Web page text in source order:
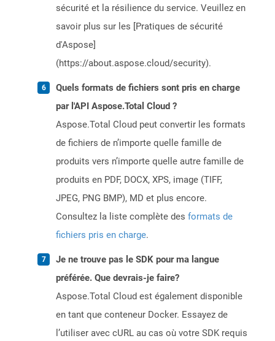
sécurité et la résilience du service. Veuillez en
savoir plus sur les [Pratiques de sécurité
d'Aspose]
(https://about.aspose.cloud/security).
Quels formats de fichiers sont pris en charge
par l'API Aspose.Total Cloud ?
Aspose.Total Cloud peut convertir les formats
de fichiers de n’importe quelle famille de
produits vers n’importe quelle autre famille de
produits en PDF, DOCX, XPS, image (TIFF,
JPEG, PNG BMP), MD et plus encore.
Consultez la liste complète des formats de
fichiers pris en charge.
Je ne trouve pas le SDK pour ma langue
préférée. Que devrais-je faire?
Aspose.Total Cloud est également disponible
en tant que conteneur Docker. Essayez de
l’utiliser avec cURL au cas où votre SDK requis